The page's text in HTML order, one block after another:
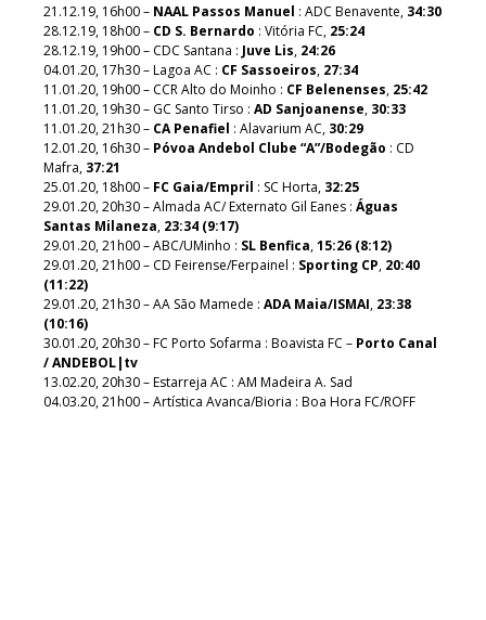
21.12.19, 16h00 – NAAL Passos Manuel : ADC Benavente, 34:30
28.12.19, 18h00 – CD S. Bernardo : Vitória FC, 25:24
28.12.19, 19h00 – CDC Santana : Juve Lis, 24:26
04.01.20, 17h30 – Lagoa AC : CF Sassoeiros, 27:34
11.01.20, 19h00 – CCR Alto do Moinho : CF Belenenses, 25:42
11.01.20, 19h30 – GC Santo Tirso : AD Sanjoanense, 30:33
11.01.20, 21h30 – CA Penafiel : Alavarium AC, 30:29
12.01.20, 16h30 – Póvoa Andebol Clube “A”/Bodegão : CD
Mafra, 37:21
25.01.20, 18h00 – FC Gaia/Empril : SC Horta, 32:25
29.01.20, 20h30 – Almada AC/ Externato Gil Eanes : Águas
Santas Milaneza, 23:34 (9:17)
29.01.20, 21h00 – ABC/UMinho : SL Benfica,15:26 (8:12)
29.01.20, 21h00 – CD Feirense/Ferpainel : Sporting CP, 20:40
(11:22)
29.01.20, 21h30 – AA São Mamede : ADA Maia/ISMAI, 23:38
(10:16)
30.01.20, 20h30 – FC Porto Sofarma : Boavista FC – Porto Canal
/ ANDEBOL|tv
13.02.20, 20h30 – Estarreja AC : AM Madeira A. Sad
04.03.20, 21h00 – Artística Avanca/Bioria : Boa Hora FC/ROFF